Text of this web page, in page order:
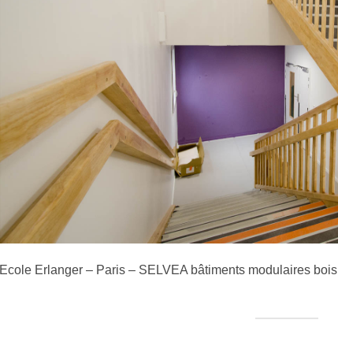
Ecole Erlanger – Paris – SELVEA bâtiments modulaires bois